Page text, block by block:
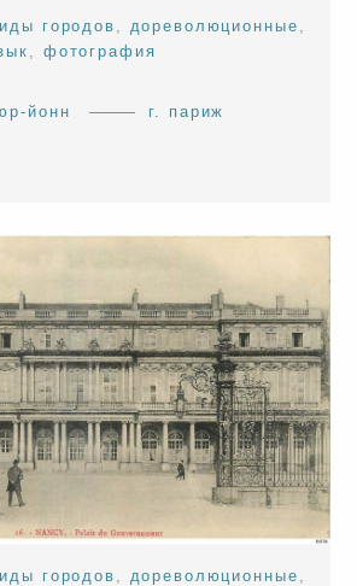
городов дореволюционные
фотография
йонн г. париж
городов дореволюционные